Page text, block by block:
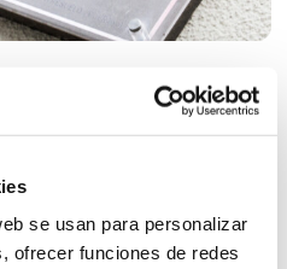
se usan para personalizar
ofrecer funciones de redes
de 2024 y del primer
personas que se han